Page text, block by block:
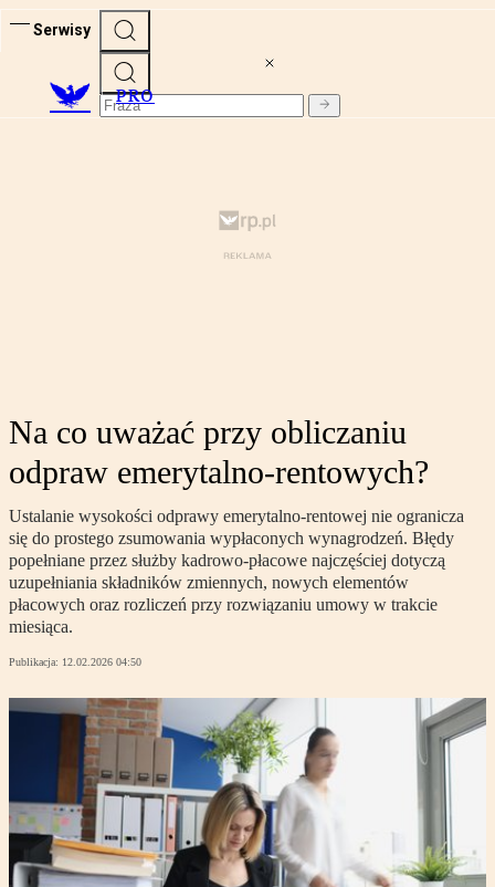
Serwisy
PRO
Na co uważać przy obliczaniu
odpraw emerytalno-rentowych?
Ustalanie wysokości odprawy emerytalno-rentowej nie ogranicza
się do prostego zsumowania wypłaconych wynagrodzeń. Błędy
popełniane przez służby kadrowo-płacowe najczęściej dotyczą
uzupełniania składników zmiennych, nowych elementów
płacowych oraz rozliczeń przy rozwiązaniu umowy w trakcie
miesiąca.
Publikacja: 12.02.2026 04:50